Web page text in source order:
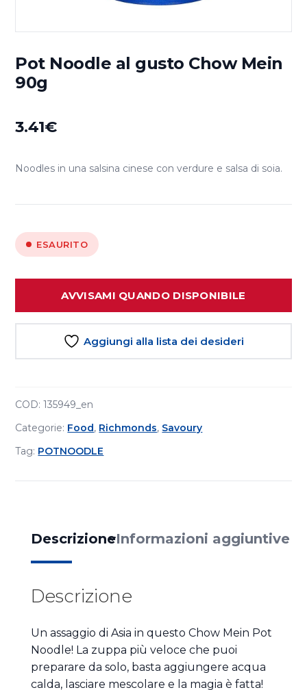
Pot Noodle al gusto Chow Mein
90g
3.41€
Noodles in una salsina cinese con verdure e salsa di soia.
ESAURITO
AVVISAMI QUANDO DISPONIBILE
Aggiungi alla lista dei desideri
COD:135949_en
Categorie: Food, Richmonds, Savoury
Tag: POTNOODLE
DescrizioneInformazioni aggiuntive
Descrizione
Un assaggio di Asia in questo Chow Mein Pot
Noodle! La zuppa più veloce che puoi
preparare da solo, basta aggiungere acqua
calda, lasciare mescolare e la magia è fatta!